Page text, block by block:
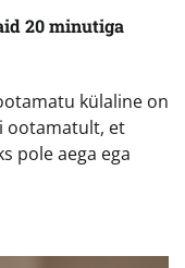
20 minutiga
külaline on
ootamatult, et
pole aega ega